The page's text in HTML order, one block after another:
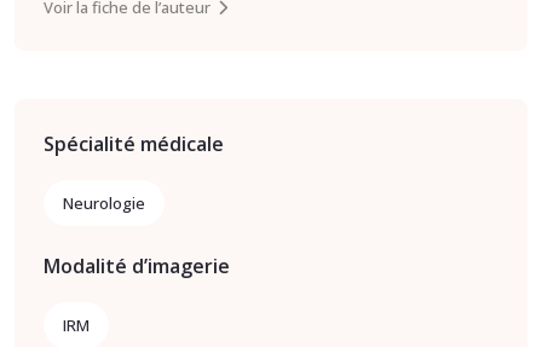
Voir la fiche de l’auteur
Spécialité médicale
Neurologie
Modalité d’imagerie
IRM